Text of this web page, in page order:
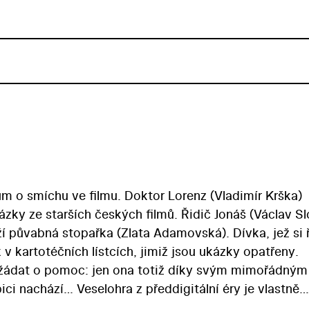
o smíchu ve filmu. Doktor Lorenz (Vladimír Krška)
ze starších českých filmů. Řidič Jonáš (Václav
půvabná stopařka (Zlata Adamovská). Dívka, jež si
kartotéčních lístcích, jimiž jsou ukázky opatřeny.
o pomoc: jen ona totiž díky svým mimořádným
nachází… Veselohra z předdigitální éry je vlastně